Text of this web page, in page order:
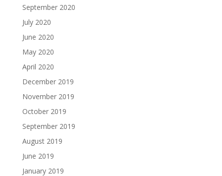
September 2020
July 2020
June 2020
May 2020
April 2020
December 2019
November 2019
October 2019
September 2019
August 2019
June 2019
January 2019